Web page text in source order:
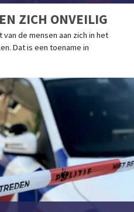
ZICH ONVEILIG
van de mensen aan zich in het
Dat is een toename in